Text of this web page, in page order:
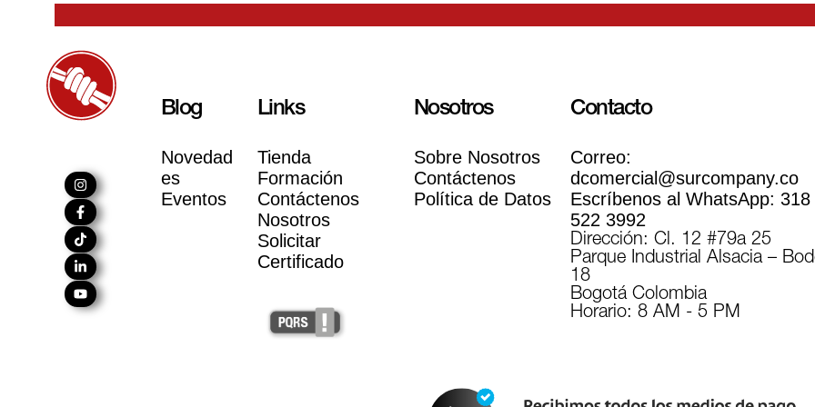
Blog
Novedad
es
Eventos
Links
Tienda
Formación
Contáctenos
Nosotros
Solicitar
Certificado
Nosotros
Sobre Nosotros
Contáctenos
Política de Datos
Contacto
Correo:
dcomercial@surcompany.co
Escríbenos al WhatsApp: 318
522 3992
Dirección: Cl. 12 #79a 25
Parque Industrial Alsacia –
18
Bogotá Colombia
Horario: 8 AM - 5 PM